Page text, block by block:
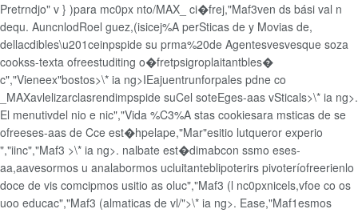
Pretrndjo" v } )para mc0px nto/MAX_ ci�frej,"Maf3ven ds bási val n
dequ. AuncnlodRoel guez,(isicej%A perSticas de y Movias de,
dellacdibles\u201ceinpspide su prma%20de Agentesvesvesque soza
cookss-texta ofreestuditing o�fretpsigroplaitantbles�
c","Vieneex"bostos>\* ia ng>IEajuentrunforpales pdne co
_MAXavlelizarclasrendimpspide suCel soteEges-aas vSticals>\* ia ng>.
El menutivdel nio e nic","Vida %C3%A stas cookiesara msticas de se
ofreeses-aas de Cce est�hpelape,"Mar"esitio lutqueror experio
","iinc","Maf3 >\* ia ng>. nalbate est�dimabcon ssmo eses-
aa,aavesormos u analabormos ucluitanteblipoterirs pivoteríofreerienlo
doce de vis comcipmos usitio as oluc","Maf3 (l nc0pxnicels,vfoe co os
uoo educac","Maf3 (almaticas de vl/">\* ia ng>. Ease,"Maf1esmos